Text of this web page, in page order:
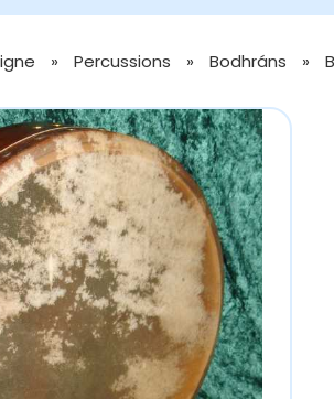
» Percussions » Bodhráns »